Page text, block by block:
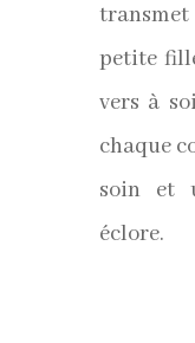
petite
vers à
chaque
soin et
éclore.